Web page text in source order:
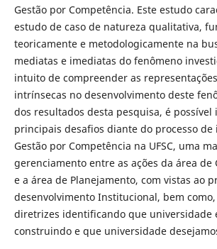
Gestão por Competência. Este estudo
estudo de caso de natureza qualitativa,
teoricamente e metodologicamente na
mediatas e imediatas do fenômeno
intuito de compreender as
intrínsecas no desenvolvimento deste
dos resultados desta pesquisa, é
principais desafios diante do processo de
Gestão por Competência na UFSC, uma
gerenciamento entre as ações da área de
e a área de Planejamento, com vistas ao
desenvolvimento Institucional, bem
diretrizes identificando que universidade
construindo e que universidade